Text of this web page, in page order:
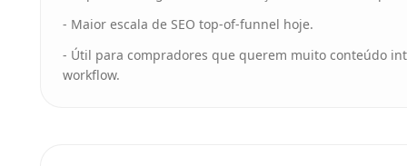
- Maior escala de SEO top-of-funnel hoje.
- Útil para compradores que querem muito conteúdo
workflow.